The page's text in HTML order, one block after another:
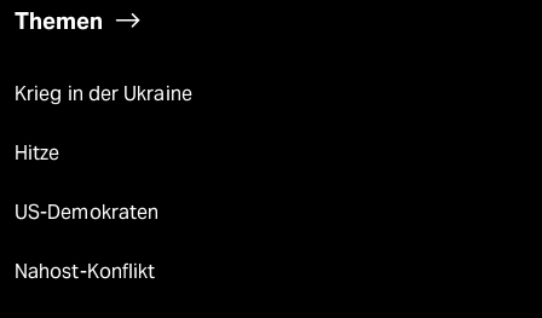
Themen
Krieg in der Ukraine
Hitze
US-Demokraten
Nahost-Konflikt